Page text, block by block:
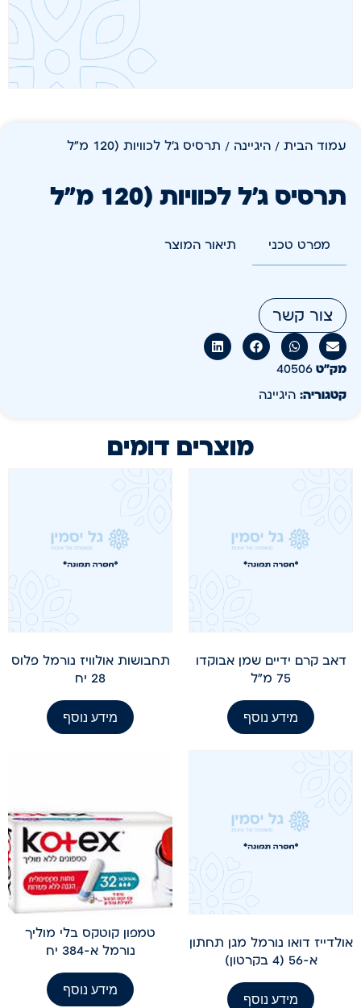
עמוד הבית / היגיינה / תרסיס ג'ל לכוויות (120 מ"ל
תרסיס ג'ל לכוויות (120 מ"ל
מפרט טכני תיאור המוצר
צור קשר
מק״ט 40506
קטגוריה: היגיינה
מוצרים דומים
דאב קרם ידיים שמן אבוקדו
75 מ"ל
מידע נוסף
תחבושות אולוויז נורמל פלוס
28 יח
מידע נוסף
אולדייז דואו נורמל מגן תחתון
א-56 (4 בקרטון)
מידע נוסף
טמפון קוטקס בלי מוליך
נורמל א-384 יח
מידע נוסף